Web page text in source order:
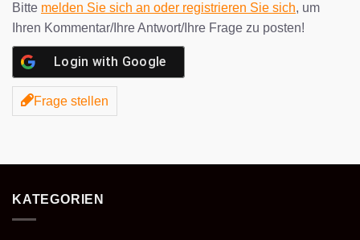
Bitte melden Sie sich an oder registrieren Sie sich, um
Ihren Kommentar/Ihre Antwort/Ihre Frage zu posten!
Login with Google
Frage stellen
KATEGORIEN